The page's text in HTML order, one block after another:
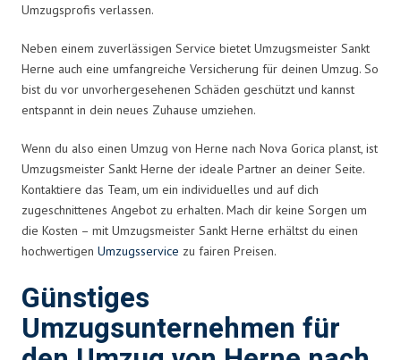
Umzugsprofis verlassen.
Neben einem zuverlässigen Service bietet Umzugsmeister Sankt
Herne auch eine umfangreiche Versicherung für deinen Umzug. So
bist du vor unvorhergesehenen Schäden geschützt und kannst
entspannt in dein neues Zuhause umziehen.
Wenn du also einen Umzug von Herne nach Nova Gorica planst, ist
Umzugsmeister Sankt Herne der ideale Partner an deiner Seite.
Kontaktiere das Team, um ein individuelles und auf dich
zugeschnittenes Angebot zu erhalten. Mach dir keine Sorgen um
die Kosten – mit Umzugsmeister Sankt Herne erhältst du einen
hochwertigen Umzugsservice zu fairen Preisen.
Günstiges
Umzugsunternehmen für